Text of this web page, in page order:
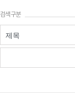
검색구분
제목